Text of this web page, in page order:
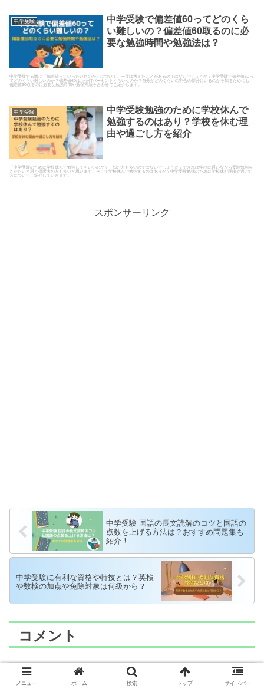
中学受験
中学受験で偏差値60ってどのくら
い難しいの？偏差値60取るのに必
要な勉強時間や勉強法は？
中学受験する際に「偏差値っていったい何のか」について、一度は考えたことがあるのではないでしょうか？中学受験で偏差値60っ
てどのくらい難しいのか？偏差値60は上位何パーセントくらいなのか？自分がどのくらいの割合の部分にいるのかを知るためにも、
偏差値60取るのに必要な勉強時間や勉強方法を合わせてご紹介します。
中学受験
中学受験勉強のために学校休んで
勉強するのはあり？学校を休む理
由や過ごし方を紹介
「中学受験のために学校休んで勉強してもいいのか？」悩む方も多いのではないでしょうか？できれば学校に通いながら受験勉強を
させたいと思う保護者の方も多いと思います。そこで学校休んで勉強するのはありか？中学受験勉強のために学校休む理由や過ごし
方についてご紹介していきます。
スポンサーリンク
中学受験 国語の長文読解のコツと国語の
点数を上げる方法は？おすすめ問題集も
紹介！
中学受験に有利な資格や特技とは？英検
や数検の加点や免除対象は何級から？
コメント
コメントを書き込む
メニュー ホーム 検索 トップ サイドバー